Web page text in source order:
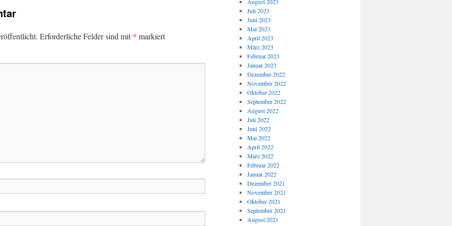
Erforderliche Felder sind mit* markiert
Juli 2023
Juni 2023
Mai 2023
April 2023
März 2023
Februar 2023
Januar 2023
Dezember 2022
November 2022
Oktober 2022
September 2022
August 2022
Juli 2022
Juni 2022
Mai 2022
April 2022
März 2022
Februar 2022
Januar 2022
Dezember 2021
November 2021
Oktober 2021
September 2021
August 2021